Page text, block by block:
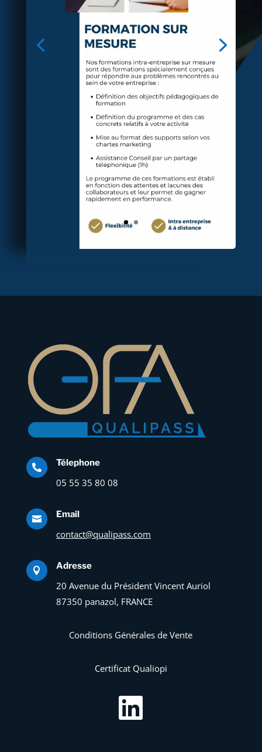
 Télephone
05 55 35 80 08
 Email
contact@qualipass.com
 Adresse
20 Avenue du Président Vincent Auriol
87350 panazol, FRANCE
Conditions Générales de Vente
Certificat Qualiopi
